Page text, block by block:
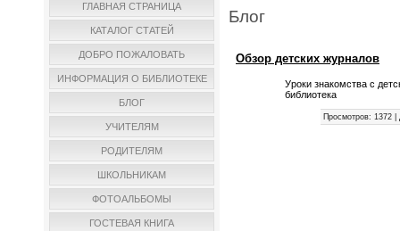
ГЛАВНАЯ СТРАНИЦА
КАТАЛОГ СТАТЕЙ
ДОБРО ПОЖАЛОВАТЬ
ИНФОРМАЦИЯ О БИБЛИОТЕКЕ
БЛОГ
УЧИТЕЛЯМ
РОДИТЕЛЯМ
ШКОЛЬНИКАМ
ФОТОАЛЬБОМЫ
ГОСТЕВАЯ КНИГА
Блог
Обзор детских журналов
Уроки знакомства с
библиотека
Просмотров: 1372